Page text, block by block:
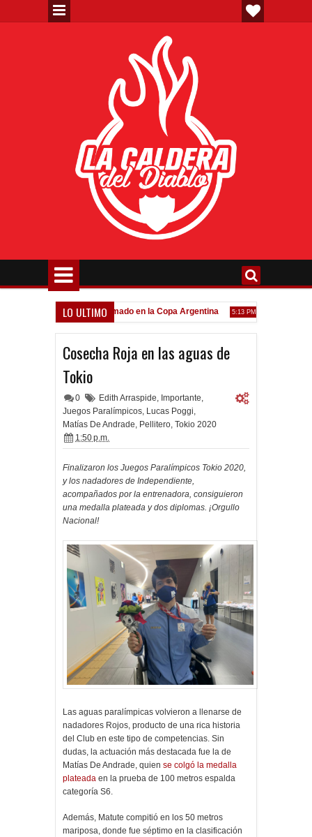
LO ULTIMO
Todo confirmado en la Copa Argentina 5:13 PM Goleada histórica
Cosecha Roja en las aguas de
Tokio
0 Edith Arraspide, Importante,
Juegos Paralímpicos, Lucas Poggi,
Matías De Andrade, Pellitero, Tokio 2020
1:50 p.m.
Finalizaron los Juegos Paralímpicos Tokio 2020,
y los nadadores de Independiente,
acompañados por la entrenadora, consiguieron
una medalla plateada y dos diplomas. ¡Orgullo
Nacional!
Las aguas paralímpicas volvieron a llenarse de
nadadores Rojos, producto de una rica historia
del Club en este tipo de competencias. Sin
dudas, la actuación más destacada fue la de
Matías De Andrade, quien se colgó la medalla
plateada en la prueba de 100 metros espalda
categoría S6.
Además, Matute compitió en los 50 metros
mariposa, donde fue séptimo en la clasificación